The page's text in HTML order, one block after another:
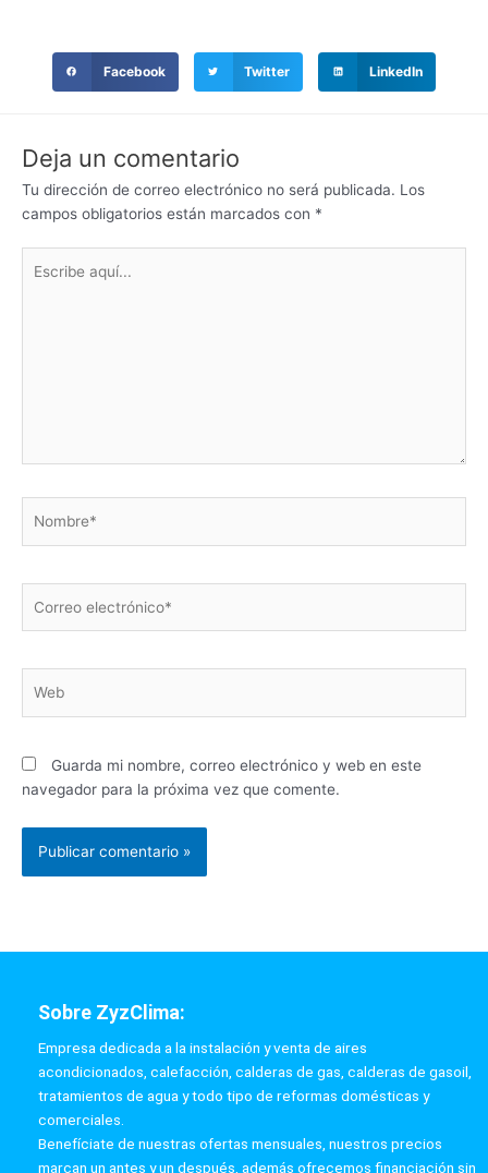
Facebook Twitter LinkedIn
Deja un comentario
Tu dirección de correo electrónico no será publicada. Los
campos obligatorios están marcados con *
aquí...
electrónico*
Guarda mi nombre, correo electrónico y web en este
navegador para la próxima vez que comente.
Sobre ZyzClima:
Empresa dedicada a la instalación y venta de aires
acondicionados, calefacción, calderas de gas, calderas de gasoil,
tratamientos de agua y todo tipo de reformas domésticas y
comerciales.
Benefíciate de nuestras ofertas mensuales, nuestros precios
marcan un antes y un después, además ofrecemos financiación sin